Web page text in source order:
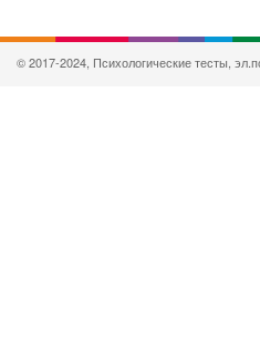
© 2017-2024, Психологические тесты,